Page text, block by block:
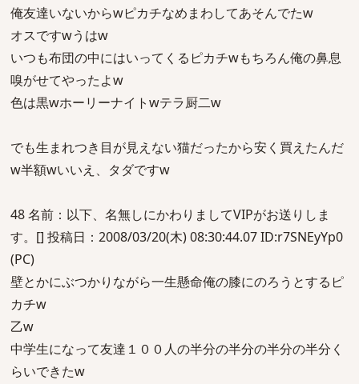
俺友達いないからwピカチなめまわしてあそんでたw
オスですwうはw
いつも布団の中にはいってくるピカチwもちろん俺の鼻息
嗅がせてやったよw
色は黒wホーリーナイトwテラ厨二w
でも生まれつき目が見えない猫だったから安く買えたんだ
w半額wいいえ、タダですw
48 名前：以下、名無しにかわりましてVIPがお送りしま
す。[] 投稿日：2008/03/20(木) 08:30:44.07 ID:r7SNEyYp0
(PC)
壁とかにぶつかりながら一生懸命俺の膝にのろうとするピ
カチw
乙w
中学生になって友達１００人の半分の半分の半分の半分く
らいできたw